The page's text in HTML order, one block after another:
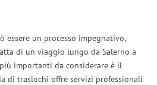
essere un processo impegnativo,
di un viaggio lungo da Salerno a
importanti da considerare è il
di traslochi offre servizi professionali